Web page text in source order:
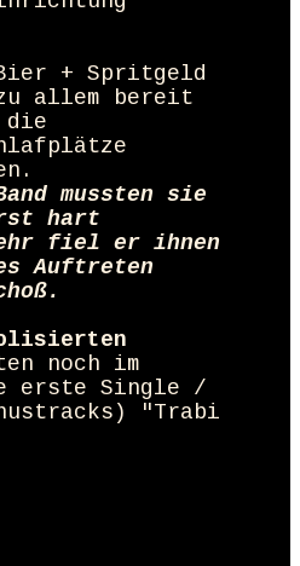
+ Spritgeld
allem bereit
die
mussten sie
hart
fiel er ihnen
Auftreten
noch im
erste Single /
"Trabi